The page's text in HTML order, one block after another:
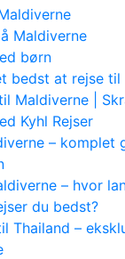
Maldiverne
børn
bedst at rejse til
Maldiverne |
Kyhl Rejser
– komplet
– hvor
du bedst?
Thailand –